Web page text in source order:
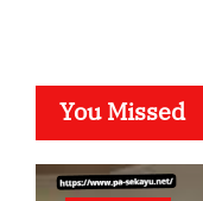
You Missed